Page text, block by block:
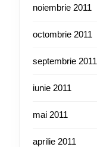
noiembrie 2011
octombrie 2011
septembrie 2011
iunie 2011
mai 2011
aprilie 2011